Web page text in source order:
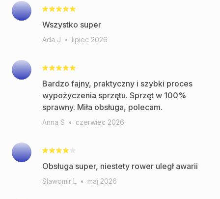
Wszystko super
Ada J • lipiec 2026
Bardzo fajny, praktyczny i szybki proces
wypożyczenia sprzętu. Sprzęt w 100%
sprawny. Miła obsługa, polecam.
Anna S • czerwiec 2026
Obsługa super, niestety rower uległ awarii
Slawomir L • maj 2026